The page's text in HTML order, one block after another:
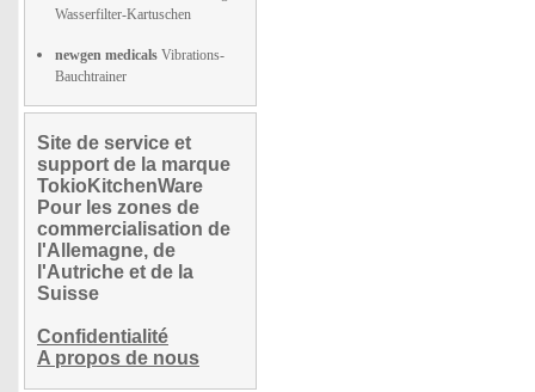
Wasserfilter-Kartuschen
newgen medicals Vibrations-
Bauchtrainer
Site de service et
support de la marque
TokioKitchenWare
Pour les zones de
commercialisation de
l'Allemagne, de
l'Autriche et de la
Suisse
Confidentialité
A propos de nous